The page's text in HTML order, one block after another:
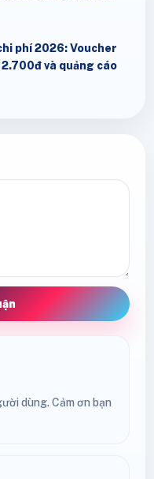
phí 2026: Voucher
và quảng cáo
dùng. Cảm ơn bạn